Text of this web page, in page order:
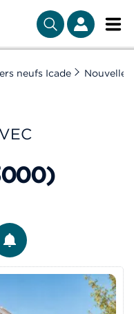
neufs Icade
ALERTÉ